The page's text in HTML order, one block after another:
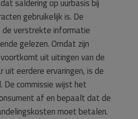
saldering op uurbasis bij
gebruikelijk is. De
verstrekte informatie
gelezen. Omdat zijn
uit uitingen van de
uit eerdere ervaringen, is de
De commissie wijst het
af en bepaalt dat de
moet betalen.